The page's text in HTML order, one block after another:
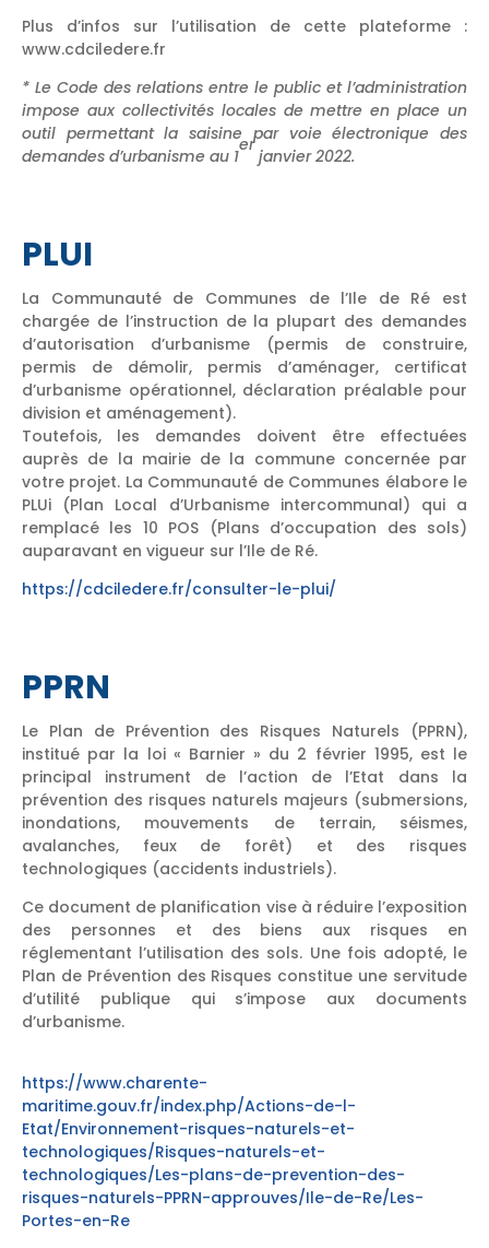
Plus d’infos sur l’utilisation de cette plateforme :
www.cdciledere.fr
* Le Code des relations entre le public et l’administration
impose aux collectivités locales de mettre en place un
outil permettant la saisine par voie électronique des
demandes d’urbanisme au 1
er
janvier 2022.
PLUI
La Communauté de Communes de l’Ile de Ré est
chargée de l’instruction de la plupart des demandes
d’autorisation d’urbanisme (permis de construire,
permis de démolir, permis d’aménager, certificat
d’urbanisme opérationnel, déclaration préalable pour
division et aménagement).
Toutefois, les demandes doivent être effectuées
auprès de la mairie de la commune concernée par
votre projet. La Communauté de Communes élabore le
PLUi (Plan Local d’Urbanisme intercommunal) qui a
remplacé les 10 POS (Plans d’occupation des sols)
auparavant en vigueur sur l’Ile de Ré.
https://cdciledere.fr/consulter-le-plui/
PPRN
Le Plan de Prévention des Risques Naturels (PPRN),
institué par la loi « Barnier » du 2 février 1995, est le
principal instrument de l’action de l’Etat dans la
prévention des risques naturels majeurs (submersions,
inondations, mouvements de terrain, séismes,
avalanches, feux de forêt) et des risques
technologiques (accidents industriels).
Ce document de planification vise à réduire l’exposition
des personnes et des biens aux risques en
réglementant l’utilisation des sols. Une fois adopté, le
Plan de Prévention des Risques constitue une servitude
d’utilité publique qui s’impose aux documents
d’urbanisme.
https://www.charente-
maritime.gouv.fr/index.php/Actions-de-l-
Etat/Environnement-risques-naturels-et-
technologiques/Risques-naturels-et-
technologiques/Les-plans-de-prevention-des-
risques-naturels-PPRN-approuves/Ile-de-Re/Les-
Portes-en-Re